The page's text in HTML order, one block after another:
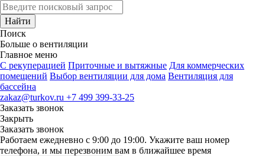
Найти
Поиск
Больше о вентиляции
Главное меню
C рекуперацией Приточные и вытяжные Для коммерческих
помещений Выбор вентиляции для дома Вентиляция для
бассейна
zakaz@turkov.ru +7 499 399-33-25
Заказать звонок
Закрыть
Заказать звонок
Работаем ежедневно с 9:00 до 19:00. Укажите ваш номер
телефона, и мы перезвоним вам в ближайшее время